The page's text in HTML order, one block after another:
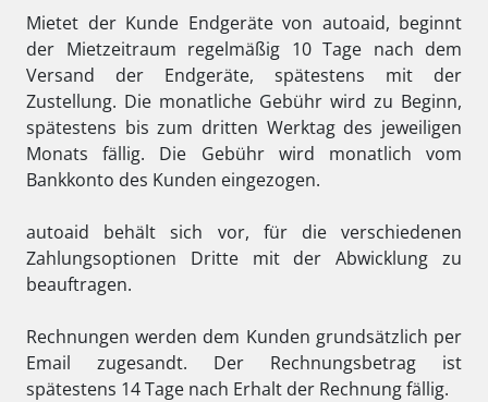
Mietet der Kunde Endgeräte von autoaid, beginnt
der Mietzeitraum regelmäßig 10 Tage nach dem
Versand der Endgeräte, spätestens mit der
Zustellung. Die monatliche Gebühr wird zu Beginn,
spätestens bis zum dritten Werktag des jeweiligen
Monats fällig. Die Gebühr wird monatlich vom
Bankkonto des Kunden eingezogen.
autoaid behält sich vor, für die verschiedenen
Zahlungsoptionen Dritte mit der Abwicklung zu
beauftragen.
Rechnungen werden dem Kunden grundsätzlich per
Email zugesandt. Der Rechnungsbetrag ist
spätestens 14 Tage nach Erhalt der Rechnung fällig.